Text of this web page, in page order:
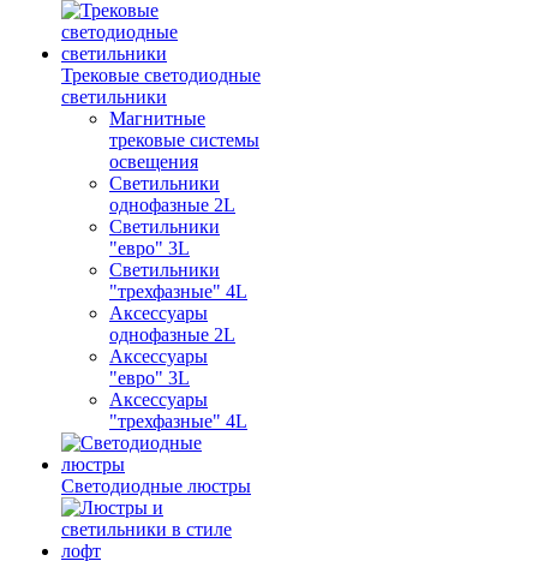
Трековые светодиодные
светильники
Магнитные
трековые системы
освещения
Светильники
однофазные 2L
Светильники
"евро" 3L
Светильники
"трехфазные" 4L
Аксессуары
однофазные 2L
Аксессуары
"евро" 3L
Аксессуары
"трехфазные" 4L
Светодиодные люстры